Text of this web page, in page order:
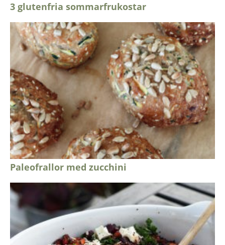
3 glutenfria sommarfrukostar
Paleofrallor med zucchini